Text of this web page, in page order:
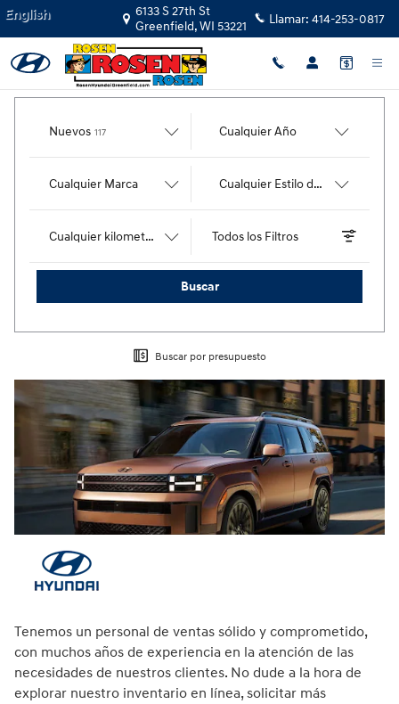
Saltar al contenido principal
Rosen Hyundai Greenfield
6133 S 27th St
Greenfield,WI 53221 Llamar: 414-253-0817
English
Nuevos 117resultados Cualquier Año
Cualquier Marca Cualquier Estilo de Carrocería
Cualquier kilometraje Todos los Filtros
Buscar
Buscar por presupuesto
Tenemos un personal de ventas sólido y comprometido,
con muchos años de experiencia en la atención de las
necesidades de nuestros clientes. No dude a la hora de
explorar nuestro inventario en línea, solicitar más